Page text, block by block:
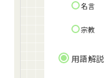
名言
宗教
用語解説